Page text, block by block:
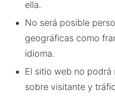
ella.
No será posible
geográficas como
idioma.
El sitio web no podrá
sobre visitante y